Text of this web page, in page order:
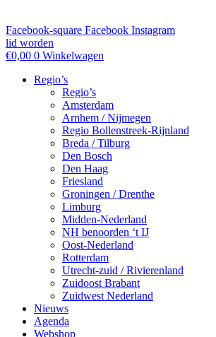
Facebook-square Facebook Instagram
lid worden
€0,00 0 Winkelwagen
Regio’s
Regio’s
Amsterdam
Arnhem / Nijmegen
Regio Bollenstreek-Rijnland
Breda / Tilburg
Den Bosch
Den Haag
Friesland
Groningen / Drenthe
Limburg
Midden-Nederland
NH benoorden ‘t IJ
Oost-Nederland
Rotterdam
Utrecht-zuid / Rivierenland
Zuidoost Brabant
Zuidwest Nederland
Nieuws
Agenda
Webshop